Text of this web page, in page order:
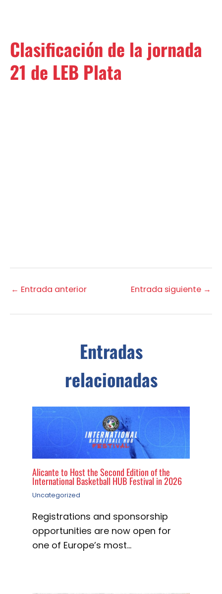
21 de LEB Plata
Entradas
relacionadas
Alicante to Host the Second Edition of the
International Basketball HUB Festival in 2026
Uncategorized
Registrations and sponsorship
opportunities are now open for